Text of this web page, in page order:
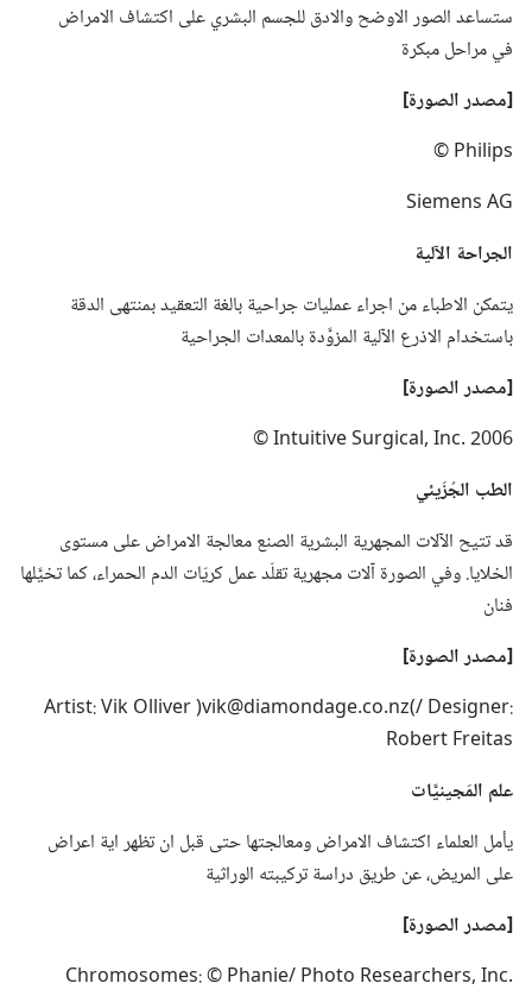
ستساعد الصور الاوضح والادق للجسم البشري على اكتشاف الامراض
في مراحل مبكرة
‏[مصدر الصورة]‏
Philips ©
Siemens AG
الجراحة الآلية
يتمكن الاطباء من اجراء عمليات جراحية بالغة التعقيد بمنتهى الدقة
باستخدام الاذرع الآلية المزوَّدة بالمعدات الجراحية
‏[مصدر الصورة]‏
2006 Intuitive Surgical,‎ Inc.‎ ©
الطب الجُزَيئي
قد تتيح الآلات المجهرية البشرية الصنع معالجة الامراض على مستوى
الخلايا.‏ وفي الصورة آلات مجهرية تقلّد عمل كريّات الدم الحمراء،‏ كما تخيَّلها
فنان
‏[مصدر الصورة]‏
Artist: Vik Olliver )vik@diamondage.‎co.‎nz(/ Designer:
Robert Freitas
علم المَجينيَّات
يأمل العلماء اكتشاف الامراض ومعالجتها حتى قبل ان تظهر اية اعراض
على المريض،‏ عن طريق دراسة تركيبته الوراثية
‏[مصدر الصورة]‏
Chromosomes: © Phanie/ Photo Researchers,‎ Inc.‎